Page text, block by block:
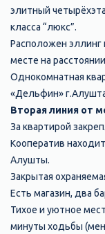
элитный
класса “люкс”.
Расположен эллинг
месте на
Однокомнатная
«Дельфин»
Вторая линия от
За квартирой
Кооператив
Алушты.
Закрытая
Есть магазин, два
Тихое и уютное
минуты ходьбы